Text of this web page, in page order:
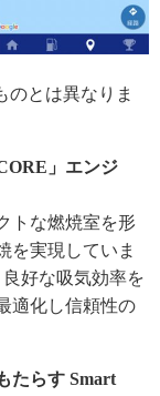
とは異なりま
」エンジ
トな燃焼室を形
を実現していま
好な吸気効率を
適化し信頼性の
たらす Smart